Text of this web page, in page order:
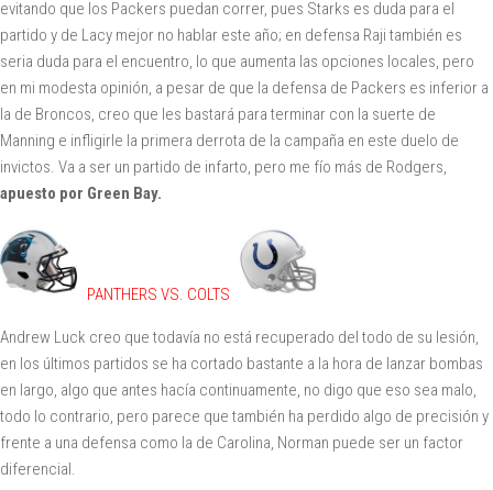
evitando que los Packers puedan correr, pues Starks es duda para el
partido y de Lacy mejor no hablar este año; en defensa Raji también es
seria duda para el encuentro, lo que aumenta las opciones locales, pero
en mi modesta opinión, a pesar de que la defensa de Packers es inferior a
la de Broncos, creo que les bastará para terminar con la suerte de
Manning e infligirle la primera derrota de la campaña en este duelo de
invictos. Va a ser un partido de infarto, pero me fío más de Rodgers,
apuesto por Green Bay.
PANTHERS VS. COLTS
Andrew Luck creo que todavía no está recuperado del todo de su lesión,
en los últimos partidos se ha cortado bastante a la hora de lanzar bombas
en largo, algo que antes hacía continuamente, no digo que eso sea malo,
todo lo contrario, pero parece que también ha perdido algo de precisión y
frente a una defensa como la de Carolina, Norman puede ser un factor
diferencial.